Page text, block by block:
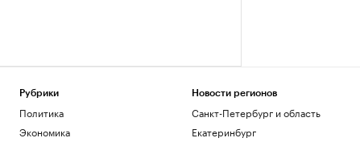
Рубрики
Политика
Экономика
Новости регионов
Санкт-Петербург и область
Екатеринбург